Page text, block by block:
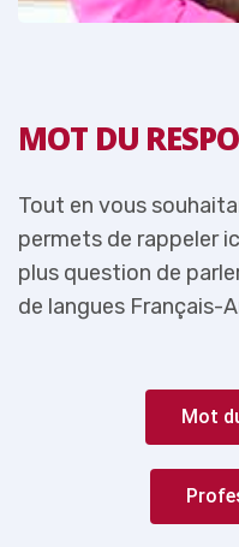
MOT DU
Tout en vous
permets de rappeler ici
plus question de
de langues Français-
Mot